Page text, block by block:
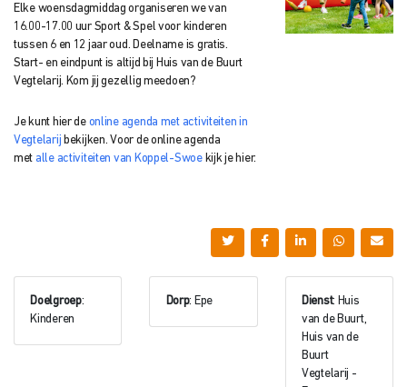
Elke woensdagmiddag organiseren we van
16.00-17.00 uur Sport & Spel voor kinderen
tussen 6 en 12 jaar oud. Deelname is gratis.
Start- en eindpunt is altijd bij Huis van de Buurt
Vegtelarij. Kom jij gezellig meedoen?
Je kunt hier de online agenda met activiteiten in
Vegtelarij bekijken. Voor de online agenda
met alle activiteiten van Koppel-Swoekijk je hier.
Doelgroep:
Kinderen
Dorp: Epe Dienst: Huis
van de Buurt,
Huis van de
Buurt
Vegtelarij -